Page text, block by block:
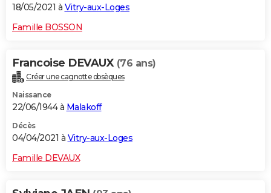
18/05/2021 à Vitry-aux-Loges
Famille BOSSON
Francoise DEVAUX (76 ans)
Créer une cagnotte obsèques
Naissance
22/06/1944 à Malakoff
Décès
04/04/2021 à Vitry-aux-Loges
Famille DEVAUX